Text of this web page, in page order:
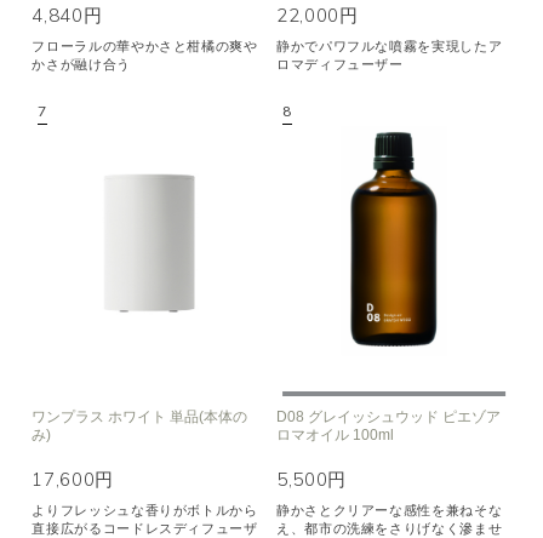
4,840円
フローラルの華やかさと柑橘の爽や
かさが融け合う
22,000円
静かでパワフルな噴霧を実現したア
ロマディフューザー
ワンプラス ホワイト 単品(本体の
み)
17,600円
よりフレッシュな香りがボトルから
直接広がるコードレスディフューザ
D08 グレイッシュウッド ピエゾア
ロマオイル 100ml
5,500円
静かさとクリアーな感性を兼ねそな
え、都市の洗練をさりげなく滲ませ